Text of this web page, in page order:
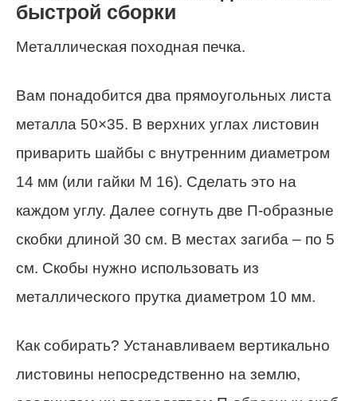
быстрой сборки
Металлическая походная печка.
Вам понадобится два прямоугольных листа
металла 50×35. В верхних углах листовин
приварить шайбы с внутренним диаметром
14 мм (или гайки М 16). Сделать это на
каждом углу. Далее согнуть две П-образные
скобки длиной 30 см. В местах загиба – по 5
см. Скобы нужно использовать из
металлического прутка диаметром 10 мм.
Как собирать? Устанавливаем вертикально
листовины непосредственно на землю,